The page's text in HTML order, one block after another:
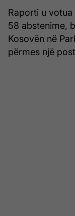
Raporti u
58 abstenime,
Kosovën në
përmes një